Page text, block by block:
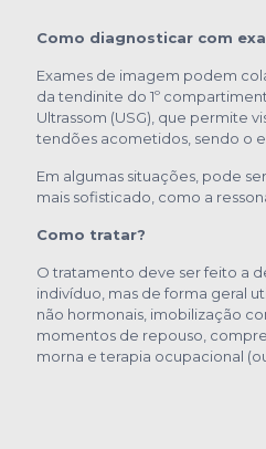
Como diagnosticar com
Exames de imagem podem
da tendinite do 1º
Ultrassom (USG), que permite
tendões acometidos, sendo o
Em algumas situações, pode
mais sofisticado, como a
Como tratar?
O tratamento deve ser feito a
indivíduo, mas de forma geral
não hormonais, imobilização
momentos de repouso,
morna e terapia ocupacional